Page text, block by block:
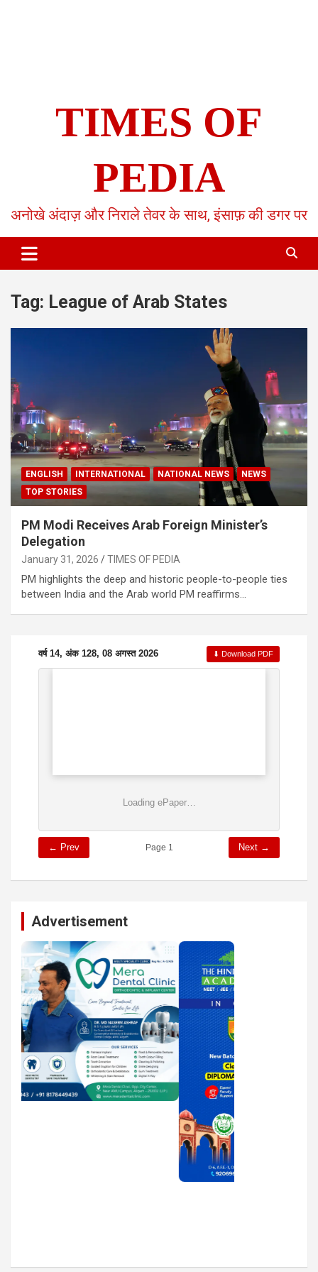
TIMES OF
PEDIA
अनोखे अंदाज़ और निराले तेवर के साथ, इंसाफ़ की डगर पर
Tag: League of Arab States
ENGLISH INTERNATIONAL NATIONAL NEWS
NEWS
TOP STORIES
PM Modi Receives Arab Foreign Minister’s
Delegation
January 31, 2026 TIMES OF PEDIA
PM highlights the deep and historic people-to-people ties
between India and the Arab world PM reaffirms…
वर्ष 14, अंक 128, 08 अगस्त 2026 ⬇ Download PDF
Loading ePaper…
← Prev Page 1 Next →
Advertisement